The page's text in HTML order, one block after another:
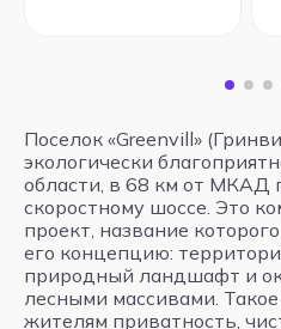
Поселок «Greenvill»
экологически
области, в 68 км от МКАД
скоростному шоссе. Это
проект, название
его концепцию:
природный ландшафт и
лесными массивами.
жителям приватность,